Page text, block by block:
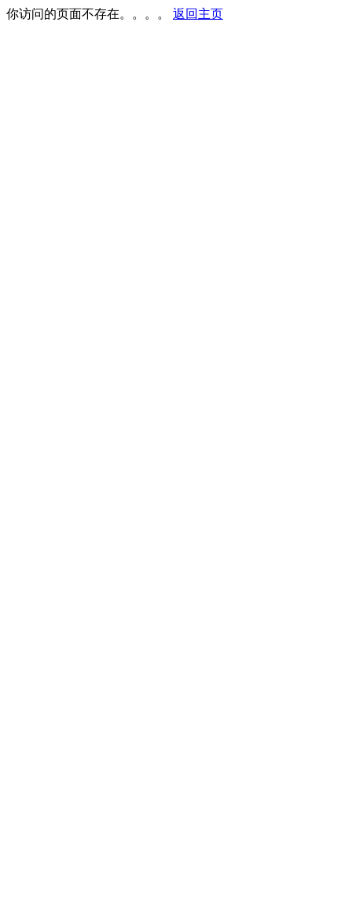
你访问的页面不存在。。。。 返回主页